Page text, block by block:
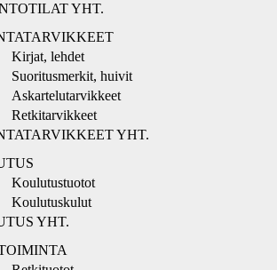
YHT.
Kirjat, lehdet
Suoritusmerkit, huivit
Askartelutarvikkeet
Retkitarvikkeet
YHT.
Koulutustuotot
Koulutuskulut
YHT.